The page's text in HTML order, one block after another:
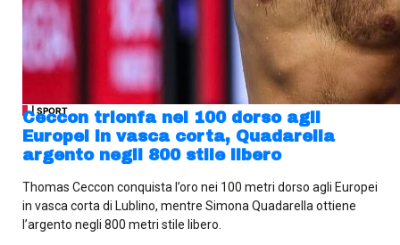
| SPORT
Ceccon trionfa nei 100 dorso agli
Europei in vasca corta, Quadarella
argento negli 800 stile libero
Thomas Ceccon conquista l’oro nei 100 metri dorso agli Europei
in vasca corta di Lublino, mentre Simona Quadarella ottiene
l’argento negli 800 metri stile libero.